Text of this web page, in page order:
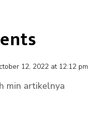
12, 2022 at 12:12 pm
min artikelnya